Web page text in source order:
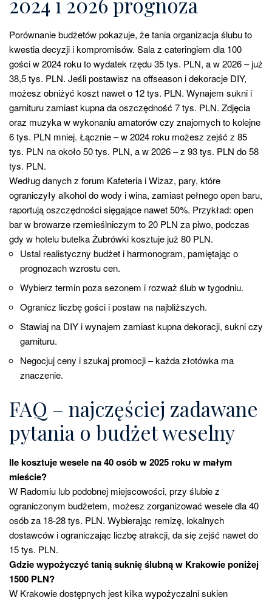
Porównanie budżetów pokazuje, że tania organizacja ślubu to
kwestia decyzji i kompromisów. Sala z cateringiem dla 100
gości w 2024 roku to wydatek rzędu 35 tys. PLN, a w 2026 – już
38,5 tys. PLN. Jeśli postawisz na offseason i dekoracje DIY,
możesz obniżyć koszt nawet o 12 tys. PLN. Wynajem sukni i
garnituru zamiast kupna da oszczędność 7 tys. PLN. Zdjęcia
oraz muzyka w wykonaniu amatorów czy znajomych to kolejne
6 tys. PLN mniej. Łącznie – w 2024 roku możesz zejść z 85
tys. PLN na około 50 tys. PLN, a w 2026 – z 93 tys. PLN do 58
tys. PLN.
Według danych z forum Kafeteria i Wizaz, pary, które
ograniczyły alkohol do wody i wina, zamiast pełnego open baru,
raportują oszczędności sięgające nawet 50%. Przykład: open
bar w browarze rzemieślniczym to 20 PLN za piwo, podczas
gdy w hotelu butelka Żubrówki kosztuje już 80 PLN.
Ustal realistyczny budżet i harmonogram, pamiętając o
prognozach wzrostu cen.
Wybierz termin poza sezonem i rozważ ślub w tygodniu.
Ogranicz liczbę gości i postaw na najbliższych.
Stawiaj na DIY i wynajem zamiast kupna dekoracji, sukni czy
garnituru.
Negocjuj ceny i szukaj promocji – każda złotówka ma
znaczenie.
FAQ – najczęściej zadawane
pytania o budżet weselny
Ile kosztuje wesele na 40 osób w 2025 roku w małym
mieście?
W Radomiu lub podobnej miejscowości, przy ślubie z
ograniczonym budżetem, możesz zorganizować wesele dla 40
osób za 18-28 tys. PLN. Wybierając remizę, lokalnych
dostawców i ograniczając liczbę atrakcji, da się zejść nawet do
15 tys. PLN.
Gdzie wypożyczyć tanią suknię ślubną w Krakowie poniżej
1500 PLN?
W Krakowie dostępnych jest kilka wypożyczalni sukien